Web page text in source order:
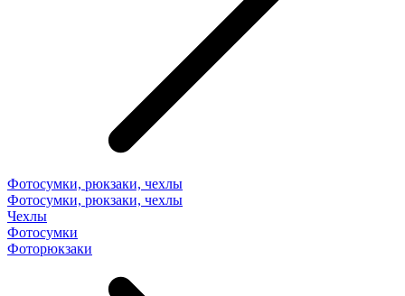
Фотосумки, рюкзаки, чехлы
Фотосумки, рюкзаки, чехлы
Чехлы
Фотосумки
Фоторюкзаки